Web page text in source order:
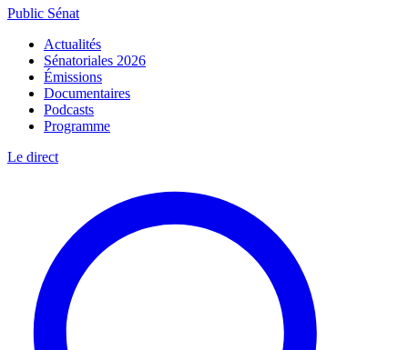
Public Sénat
Actualités
Sénatoriales 2026
Émissions
Documentaires
Podcasts
Programme
Le direct